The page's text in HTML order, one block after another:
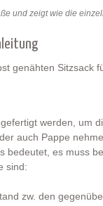
und zeigt wie die
genähten Sitzsack
werden, um
auch Pappe
bedeutet, es muss
sind:
zw. den